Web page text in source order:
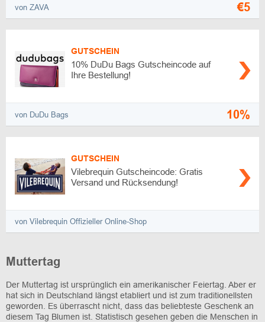
von ZAVA €5
GUTSCHEIN
10% DuDu Bags Gutscheincode auf
Ihre Bestellung!
von DuDu Bags 10%
GUTSCHEIN
Vilebrequin Gutscheincode: Gratis
Versand und Rücksendung!
von Vilebrequin Offizieller Online-Shop
Muttertag
Der Muttertag ist ursprünglich ein amerikanischer Feiertag. Aber er
hat sich in Deutschland längst etabliert und ist zum traditionellsten
geworden. Es überrascht nicht, dass das beliebteste Geschenk an
diesem Tag Blumen ist. Statistisch gesehen geben die Menschen in